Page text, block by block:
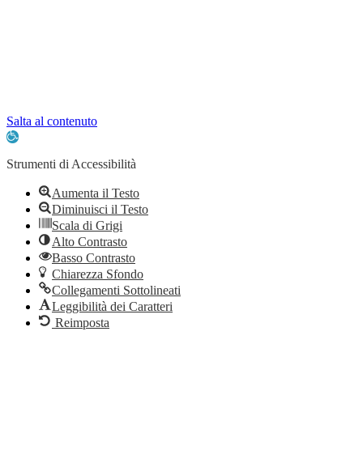
Salta al contenuto
Apri
la
barra
strumenti
Strumenti di Accessibilità
Aumenta il Testo
Diminuisci il Testo
Scala di Grigi
Alto Contrasto
Basso Contrasto
Chiarezza Sfondo
Collegamenti Sottolineati
Leggibilità dei Caratteri
Reimposta